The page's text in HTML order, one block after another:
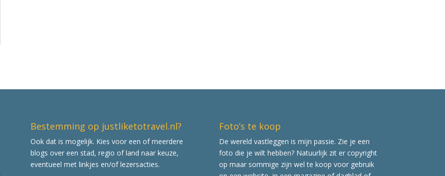
Bestemming op justliketotravel.nl?
Ook dat is mogelijk. Kies voor een of meerdere
blogs over een stad, regio of land naar keuze,
eventueel met linkjes en/of lezersacties.
Foto’s te koop
De wereld vastleggen is mijn passie. Zie je een
foto die je wilt hebben? Natuurlijk zit er copyright
op maar sommige zijn wel te koop voor gebruik